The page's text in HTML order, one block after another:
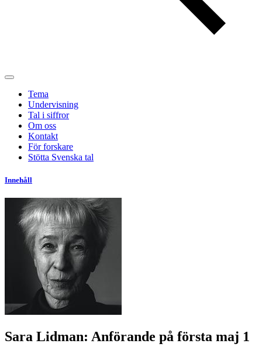
Tema
Undervisning
Tal i siffror
Om oss
Kontakt
För forskare
Stötta Svenska tal
Innehåll
Sara Lidman: Anförande på första maj 1